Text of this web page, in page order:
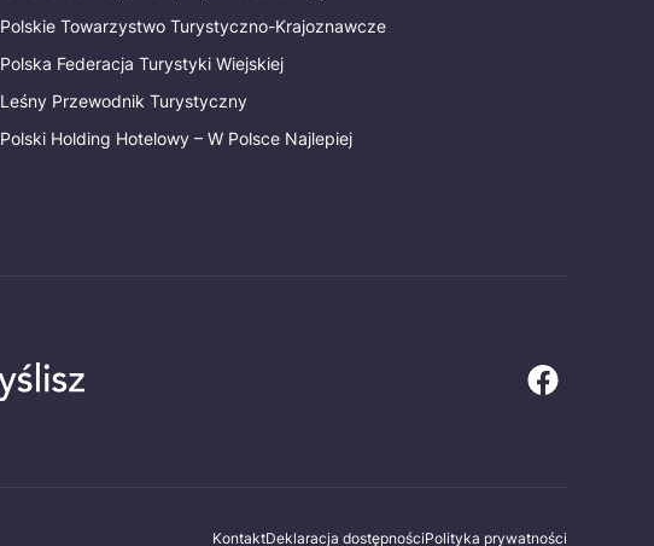
Polskie Towarzystwo Turystyczno-Krajoznawcze
Polska Federacja Turystyki Wiejskiej
Leśny Przewodnik Turystyczny
Polski Holding Hotelowy – W Polsce Najlepiej
KontaktDeklaracja dostępnościPolityka prywatności